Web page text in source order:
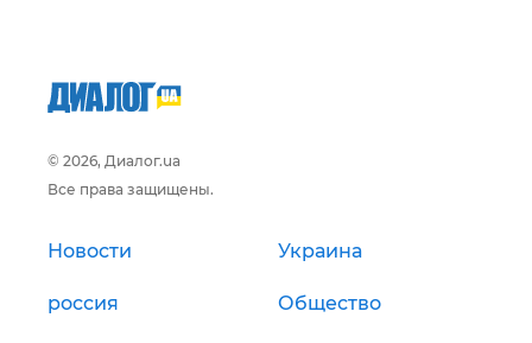
© 2026, Диалог.ua
Все права защищены.
Новости Украина
россия Общество